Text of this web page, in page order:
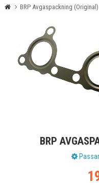
BRP Avgaspackning (Original)
BRP